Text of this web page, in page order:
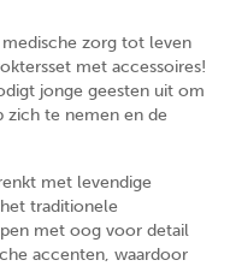
zorg tot leven
met accessoires!
jonge geesten uit om
zich te nemen en de
met levendige
traditionele
met oog voor detail
accenten, waardoor